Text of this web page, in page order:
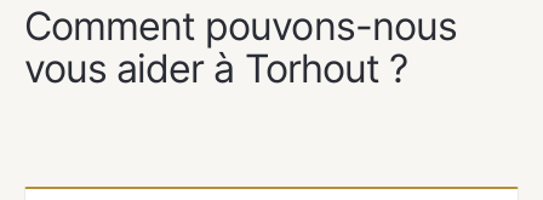
Comment pouvons-nous
vous aider à Torhout ?